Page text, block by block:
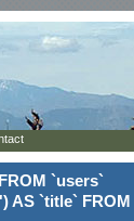
`users`
AS `title` FROM